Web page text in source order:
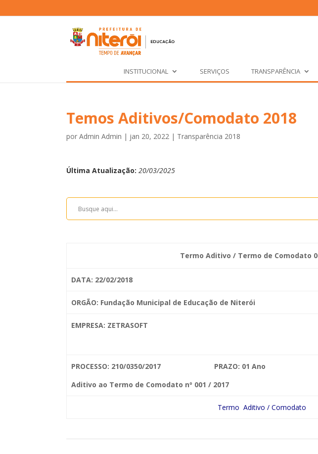
INSTITUCIONAL SERVIÇOS TRANSPARÊNCIA
Temos Aditivos/Comodato 2018
porAdmin Admin | jan 20, 2022 | Transparência 2018
Última Atualização: 20/03/2025
Termo Aditivo / Termo de Comodato
DATA: 22/02/2018
ORGÃO: Fundação Municipal de Educação de Niterói
EMPRESA: ZETRASOFT
PROCESSO: 210/0350/2017 PRAZO: 01 Ano
Aditivo ao Termo de Comodato nº 001 / 2017
Termo Aditivo / Comodato